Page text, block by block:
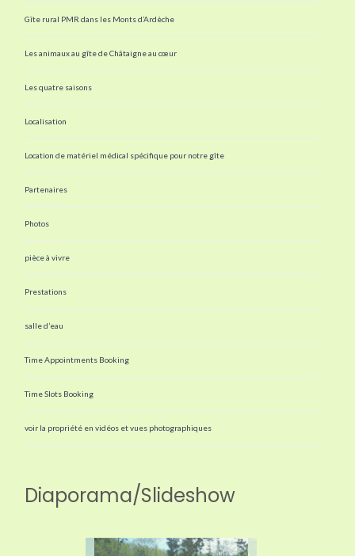
Gîte rural PMR dans les Monts d’Ardèche
Les animaux au gîte de Châtaigne au cœur
Les quatre saisons
Localisation
Location de matériel médical spécifique pour notre gîte
Partenaires
Photos
pièce à vivre
Prestations
salle d’eau
Time Appointments Booking
Time Slots Booking
voir la propriété en vidéos et vues photographiques
Diaporama/Slideshow